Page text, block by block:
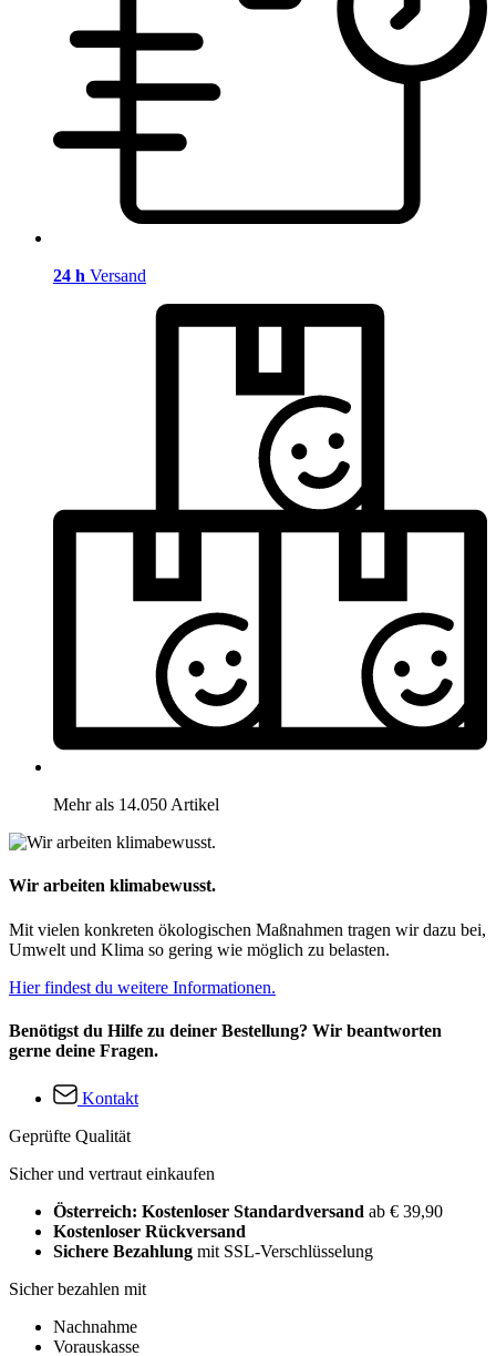
24 h Versand
Mehr als 14.050 Artikel
Wir arbeiten klimabewusst.
Mit vielen konkreten ökologischen Maßnahmen tragen wir dazu bei,
Umwelt und Klima so gering wie möglich zu belasten.
Hier findest du weitere Informationen.
Benötigst du Hilfe zu deiner Bestellung? Wir beantworten
gerne deine Fragen.
Kontakt
Geprüfte Qualität
Sicher und vertraut einkaufen
Österreich: Kostenloser Standardversand ab € 39,90
Kostenloser Rückversand
Sichere Bezahlung mit SSL-Verschlüsselung
Sicher bezahlen mit
Nachnahme
Vorauskasse